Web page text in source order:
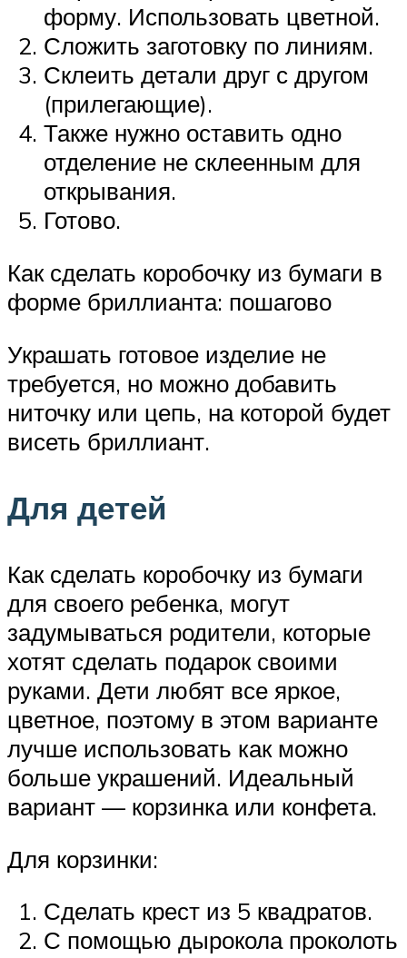
форму. Использовать цветной.
Сложить заготовку по линиям.
Склеить детали друг с другом
(прилегающие).
Также нужно оставить одно
отделение не склеенным для
открывания.
Готово.
Как сделать коробочку из бумаги в
форме бриллианта: пошагово
Украшать готовое изделие не
требуется, но можно добавить
ниточку или цепь, на которой будет
висеть бриллиант.
Для детей
Как сделать коробочку из бумаги
для своего ребенка, могут
задумываться родители, которые
хотят сделать подарок своими
руками. Дети любят все яркое,
цветное, поэтому в этом варианте
лучше использовать как можно
больше украшений. Идеальный
вариант — корзинка или конфета.
Для корзинки:
Сделать крест из 5 квадратов.
С помощью дырокола проколоть